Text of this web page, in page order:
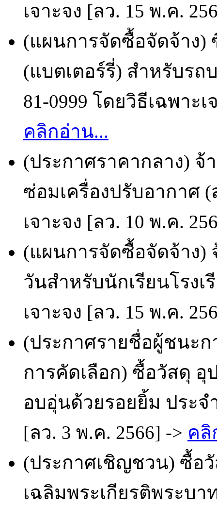
เจาะจง [ลว. 15 พ.ค.
(แผนการจัดซื้อจัดจ้าง
(แบตเตอร์รี่) สำหรับรถ
81-0999 โดยวิธีเฉพาะ
คลิกอ่าน...
(ประกาศราคากลาง) จ้
ซ่อมเครื่องปรับอากาศ
เจาะจง [ลว. 10 พ.ค.
(แผนการจัดซื้อจัดจ้าง)
วันสำหรับนักเรียนโรง
เจาะจง [ลว. 15 พ.ค.
(ประกาศรายชื่อผู้ชนะก
การคัดเลือก) ซื้อวัสดุ
อบอุ่นด้วยรอยยิ้ม ประจ
[ลว. 3 พ.ค. 2566] -> คลิ
(ประกาศเชิญชวน) ซื้อ
เฉลิมพระเกียรติพระบา